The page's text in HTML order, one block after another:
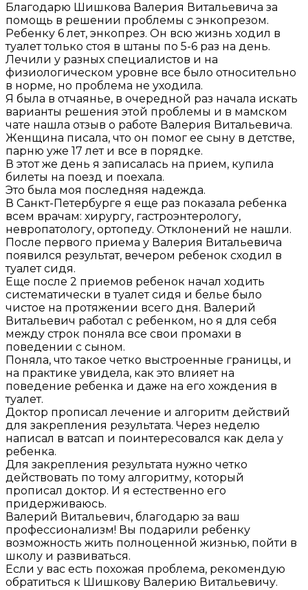
Благодарю Шишкова Валерия Витальевича за
помощь в решении проблемы с энкопрезом.
Ребенку 6 лет, энкопрез. Он всю жизнь ходил в
туалет только стоя в штаны по 5-6 раз на день.
Лечили у разных специалистов и на
физиологическом уровне все было относительно
в норме, но проблема не уходила.
Я была в отчаянье, в очередной раз начала искать
варианты решения этой проблемы и в мамском
чате нашла отзыв о работе Валерия Витальевича.
Женщина писала, что он помог ее сыну в детстве,
парню уже 17 лет и все в порядке.
В этот же день я записалась на прием, купила
билеты на поезд и поехала.
Это была моя последняя надежда.
В Санкт-Петербурге я еще раз показала ребенка
всем врачам: хирургу, гастроэнтерологу,
невропатологу, ортопеду. Отклонений не нашли.
После первого приема у Валерия Витальевича
появился результат, вечером ребенок сходил в
туалет сидя.
Еще после 2 приемов ребенок начал ходить
систематически в туалет сидя и белье было
чистое на протяжении всего дня. Валерий
Витальевич работал с ребенком, но я для себя
между строк поняла все свои промахи в
поведении с сыном.
Поняла, что такое четко выстроенные границы, и
на практике увидела, как это влияет на
поведение ребенка и даже на его хождения в
туалет.
Доктор прописал лечение и алгоритм действий
для закрепления результата. Через неделю
написал в ватсап и поинтересовался как дела у
ребенка.
Для закрепления результата нужно четко
действовать по тому алгоритму, который
прописал доктор. И я естественно его
придерживаюсь.
Валерий Витальевич, благодарю за ваш
профессионализм! Вы подарили ребенку
возможность жить полноценной жизнью, пойти в
школу и развиваться.
Если у вас есть похожая проблема, рекомендую
обратиться к Шишкову Валерию Витальевичу.